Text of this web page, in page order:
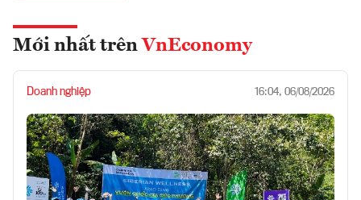
Mới nhất trên VnEconomy
Doanh nghiệp 16:04, 06/08/2026